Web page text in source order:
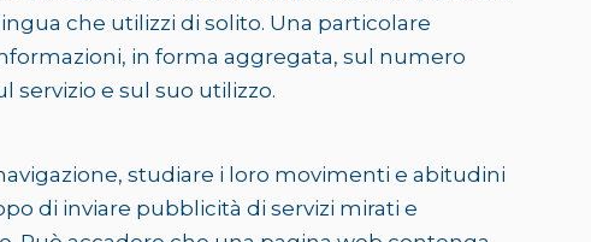
che utilizzi di solito. Una particolare
in forma aggregata, sul numero
servizio e sul suo utilizzo.
studiare i loro movimenti e abitudini
di inviare pubblicità di servizi mirati e